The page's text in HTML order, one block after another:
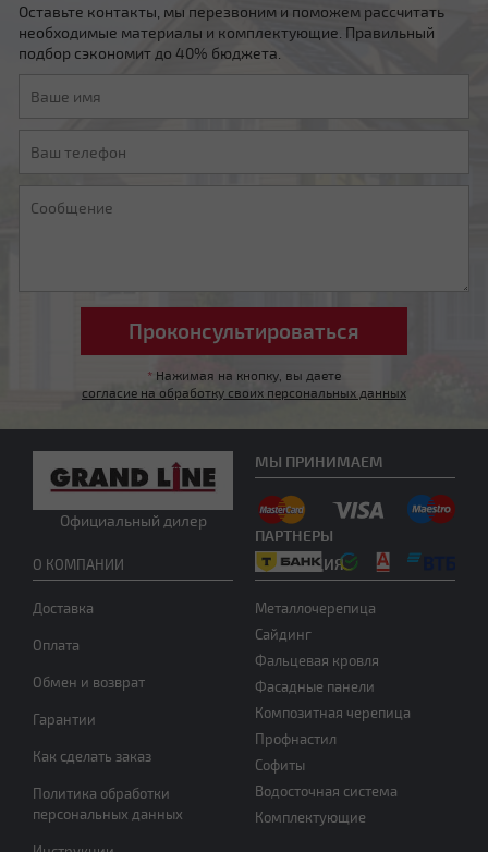
Оставьте контакты, мы перезвоним и поможем рассчитать
необходимые материалы и комплектующие. Правильный
подбор сэкономит до 40% бюджета.
* Нажимая на кнопку, вы даете
согласие на обработку своих персональных данных
Официальный дилер
О КОМПАНИИ
Доставка
Оплата
Обмен и возврат
Гарантии
Как сделать заказ
Политика обработки
персональных данных
ПРОДУКЦИЯ
Металлочерепица
Сайдинг
Фальцевая кровля
Фасадные панели
Композитная черепица
Профнастил
Софиты
Водосточная система
Комплектующие
МЫ ПРИНИМАЕМ
ПАРТНЕРЫ
Мансардная ломаная
Нужна консультация